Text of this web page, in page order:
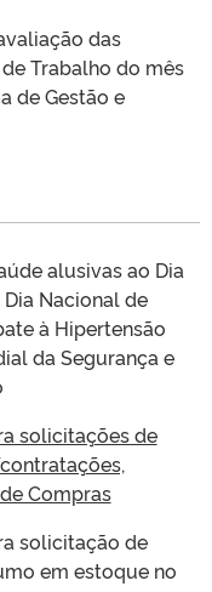
das
Trabalho do mês
de Gestão e
alusivas ao Dia
Nacional de
à Hipertensão
da Segurança e
solicitações de
Compras
solicitação de
em estoque no